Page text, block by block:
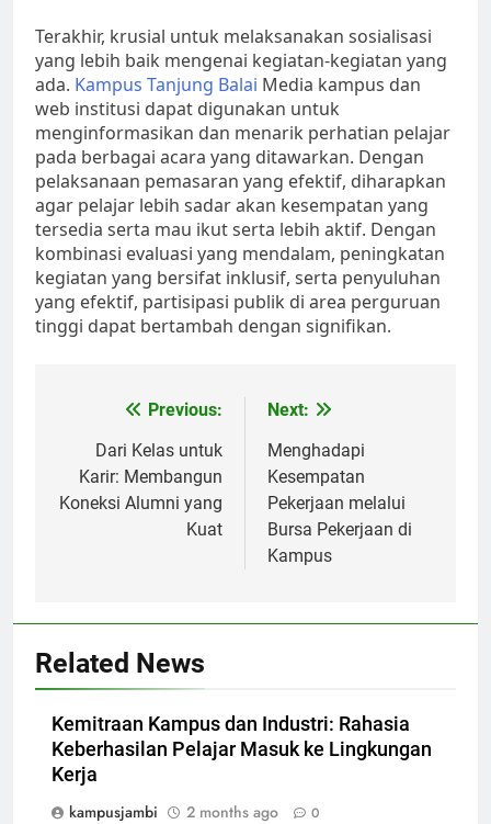
Terakhir, krusial untuk melaksanakan sosialisasi
yang lebih baik mengenai kegiatan-kegiatan yang
ada. Kampus Tanjung Balai Media kampus dan
web institusi dapat digunakan untuk
menginformasikan dan menarik perhatian pelajar
pada berbagai acara yang ditawarkan. Dengan
pelaksanaan pemasaran yang efektif, diharapkan
agar pelajar lebih sadar akan kesempatan yang
tersedia serta mau ikut serta lebih aktif. Dengan
kombinasi evaluasi yang mendalam, peningkatan
kegiatan yang bersifat inklusif, serta penyuluhan
yang efektif, partisipasi publik di area perguruan
tinggi dapat bertambah dengan signifikan.
navigation
Previous:
Dari Kelas untuk
Karir: Membangun
Koneksi Alumni yang
Kuat
Next:
Menghadapi
Kesempatan
Pekerjaan melalui
Bursa Pekerjaan di
Kampus
Related News
Kemitraan Kampus dan Industri: Rahasia
Keberhasilan Pelajar Masuk ke Lingkungan
Kerja
kampusjambi
2 months ago 0